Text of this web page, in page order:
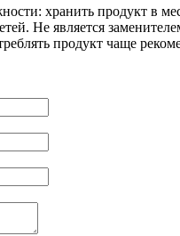
хранить продукт в
Не является
продукт чаще